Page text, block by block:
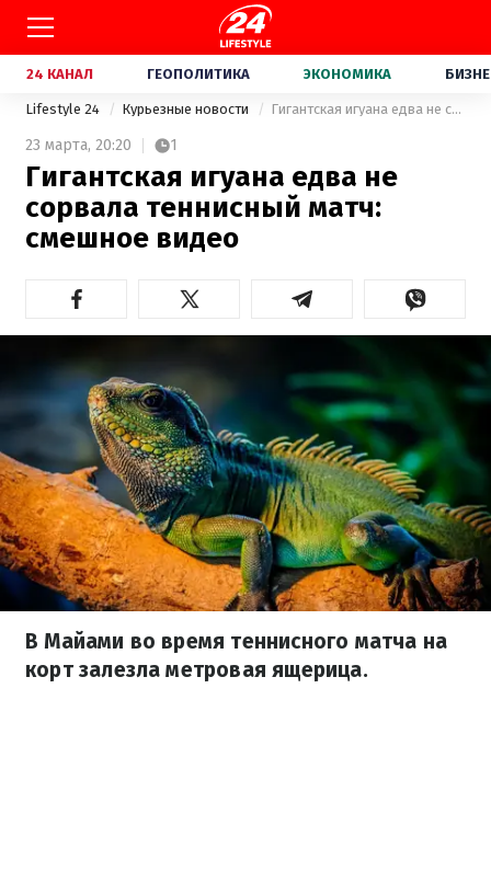
24 КАНАЛ ГЕОПОЛИТИКА ЭКОНОМИКА
Lifestyle 24 Курьезные новости Гигантская игуана едва не сорвала теннисный матч: смешное видео
23 марта, 20:20 1
Гигантская игуана едва не
сорвала теннисный матч:
смешное видео
В Майами во время теннисного матча на
корт залезла метровая ящерица.